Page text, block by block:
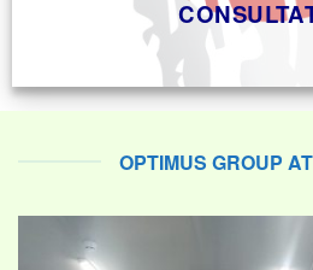
OPTIMUS GROUP